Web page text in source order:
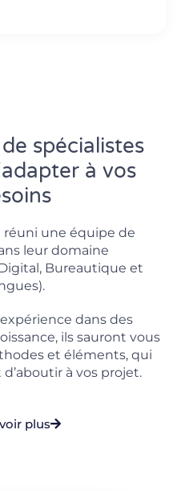
spécialistes
à vos
réuni une équipe de
leur domaine
Bureautique et
dans des
ils sauront vous
et éléments, qui
à vos projet.
plus